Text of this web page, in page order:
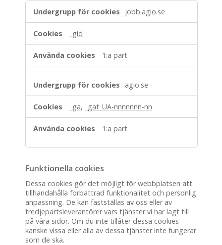
Prestanda-
cookies
jobb.agio.se
_gid
1:a part
agio.se
_ga, _gat_UA-nnnnnnn-nn
1:a part
Funktionella cookies
Dessa cookies gör det möjligt för webbplatsen att
tillhandahålla förbättrad funktionalitet och personlig
anpassning. De kan fastställas av oss eller av
tredjepartsleverantörer vars tjänster vi har lagt till
på våra sidor. Om du inte tillåter dessa cookies
kanske vissa eller alla av dessa tjänster inte fungerar
som de ska.